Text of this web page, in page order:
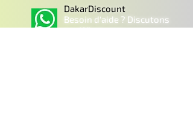
DakarDiscount
Besoin d'aide ? Discutons
sur Whatsapp